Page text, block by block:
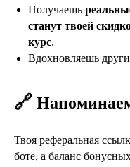
Получаешь
станут твоей
курс.
Вдохновляешь
🔗
Твоя реферальная
боте, а баланс